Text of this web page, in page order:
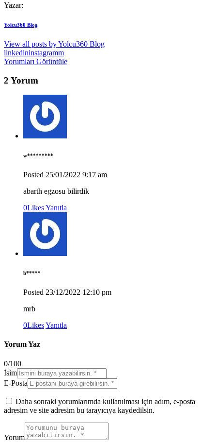
Yazar:
Yolcu360 Blog
View all posts byYolcu360 Blog
linkedininstagramm
Yorumları Görüntüle
2 Yorum
w*********
Posted 25/01/2022 9:17 am
abarth egzosu bilirdik
0LikesYanıtla
b*****
Posted 23/12/2022 12:10 pm
mrb
0LikesYanıtla
Yorum Yaz
0/100
İsim
E-Posta
Daha sonraki yorumlarımda kullanılması için adım, e-posta
adresim ve site adresim bu tarayıcıya kaydedilsin.
Yorum